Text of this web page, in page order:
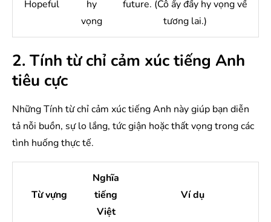
Hopeful
hy
vọng
future. (Cô ấy đầy hy vọng về
tương lai.)
2. Tính từ chỉ cảm xúc tiếng Anh
tiêu cực
Những Tính từ chỉ cảm xúc tiếng Anh này giúp bạn diễn
tả nỗi buồn, sự lo lắng, tức giận hoặc thất vọng trong các
tình huống thực tế.
Từ vựng
Nghĩa
tiếng
Việt
Ví dụ